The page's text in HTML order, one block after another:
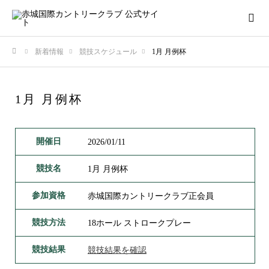
新着情報 競技スケジュール 1月 月例杯
1月 月例杯
開催日 2026/01/11
競技名 1月 月例杯
参加資格 赤城国際カントリークラブ正会員
競技方法 18ホール ストロークプレー
競技結果 競技結果を確認